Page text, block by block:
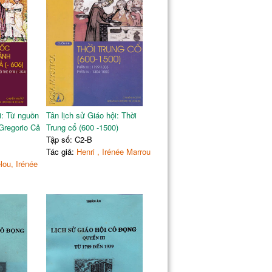
bên Tây Phương: Các giáo phụ La
thế kỷ thứ IV-V
Ai cập
bên Ai cập
Đông phương
với Pacôme
đáo
bật: Athanasiô và Giêrônimô
Từ nguồn
Cả
Irénée
Tân lịch sử Giáo hội: Thời
Trung cổ (600 -1500)
Tập số: C2-B
Tác giả: Henri , Irénée Marrou